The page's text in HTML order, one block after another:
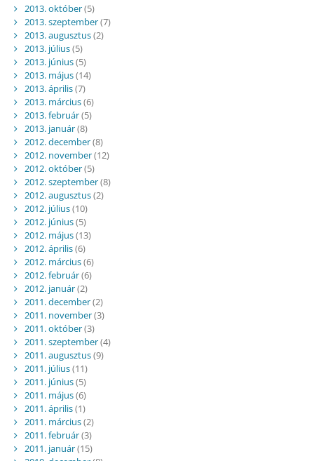
2013. október(5)
2013. szeptember(7)
2013. augusztus(2)
2013. július(5)
2013. június(5)
2013. május(14)
2013. április(7)
2013. március(6)
2013. február(5)
2013. január(8)
2012. december(8)
2012. november(12)
2012. október(5)
2012. szeptember(8)
2012. augusztus(2)
2012. július(10)
2012. június(5)
2012. május(13)
2012. április(6)
2012. március(6)
2012. február(6)
2012. január(2)
2011. december(2)
2011. november(3)
2011. október(3)
2011. szeptember(4)
2011. augusztus(9)
2011. július(11)
2011. június(5)
2011. május(6)
2011. április(1)
2011. március(2)
2011. február(3)
2011. január(15)